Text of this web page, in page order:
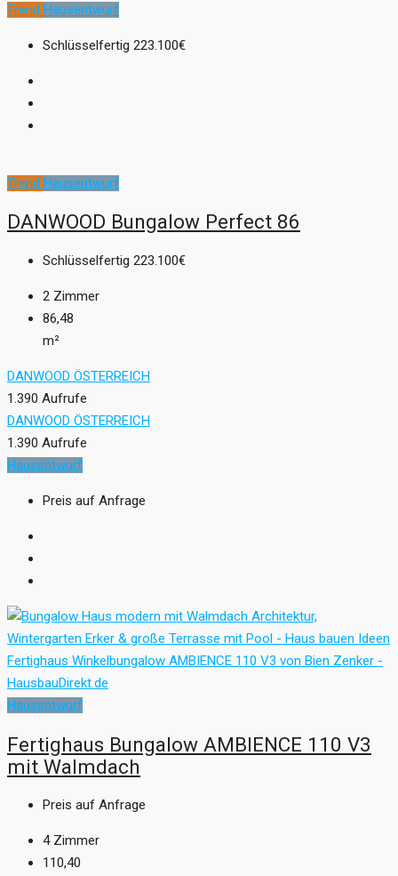
Trend Hausentwurf
Schlüsselfertig 223.100€
Trend Hausentwurf
DANWOOD Bungalow Perfect 86
Schlüsselfertig 223.100€
2 Zimmer
86,48
m²
DANWOOD ÖSTERREICH
1.390 Aufrufe
DANWOOD ÖSTERREICH
1.390 Aufrufe
Hausentwurf
Preis auf Anfrage
Hausentwurf
Fertighaus Bungalow AMBIENCE 110 V3
mit Walmdach
Preis auf Anfrage
4 Zimmer
110,40